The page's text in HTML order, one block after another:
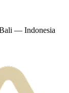
— Indonesia